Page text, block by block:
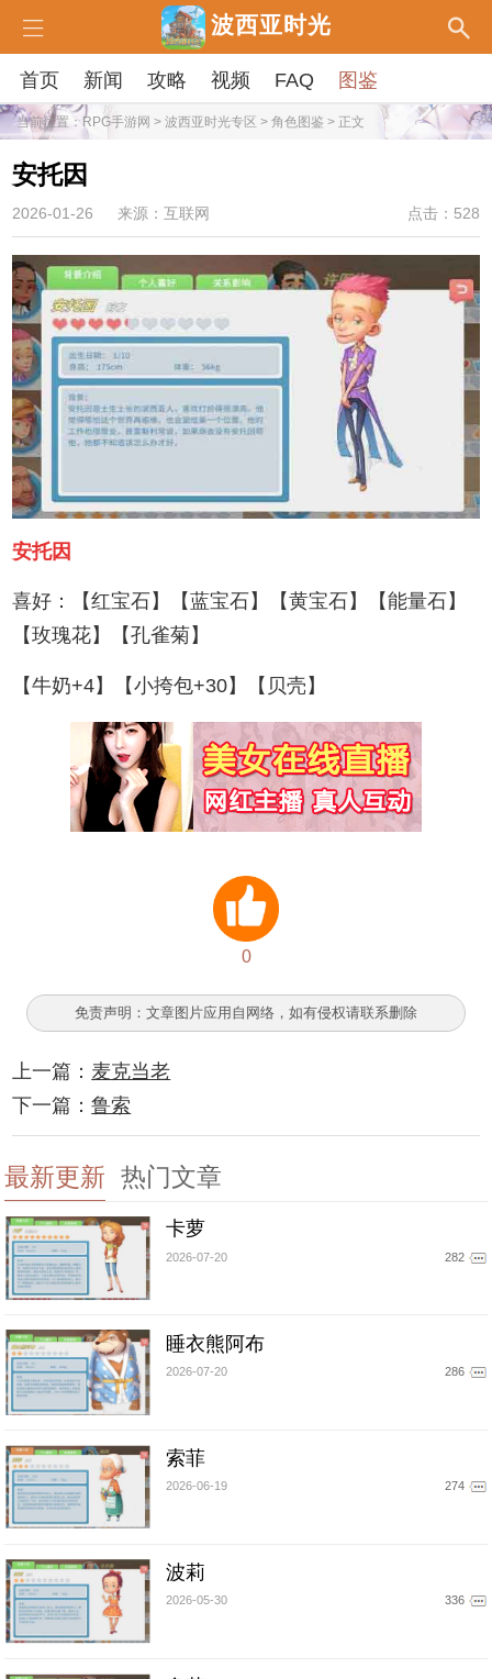
波西亚时光
首页 新闻 攻略 视频 FAQ 图鉴
当前位置：RPG手游网 > 波西亚时光专区 > 角色图鉴 > 正文
安托因
2026-01-26 来源：互联网 点击：528
安托因
喜好：【红宝石】【蓝宝石】【黄宝石】【能量石】
【玫瑰花】【孔雀菊】
【牛奶+4】【小挎包+30】【贝壳】
0
免责声明：文章图片应用自网络，如有侵权请联系删除
上一篇： 麦克当老
下一篇：鲁索
最新更新 热门文章
卡萝
2026-07-20 282
睡衣熊阿布
2026-07-20 286
索菲
2026-06-19 274
波莉
2026-05-30 336